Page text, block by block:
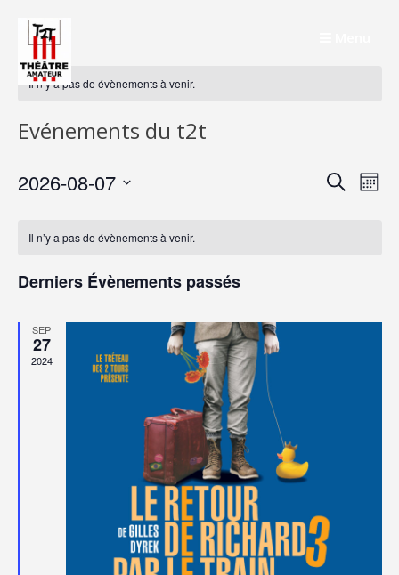
content
Il n’y a pas de évènements à venir.
Evénements du t2t
vues
Recherche
Mois
2026-08-07
une
Il n’y a pas de évènements à venir.
Derniers Évènements passés
SEP
27
2024